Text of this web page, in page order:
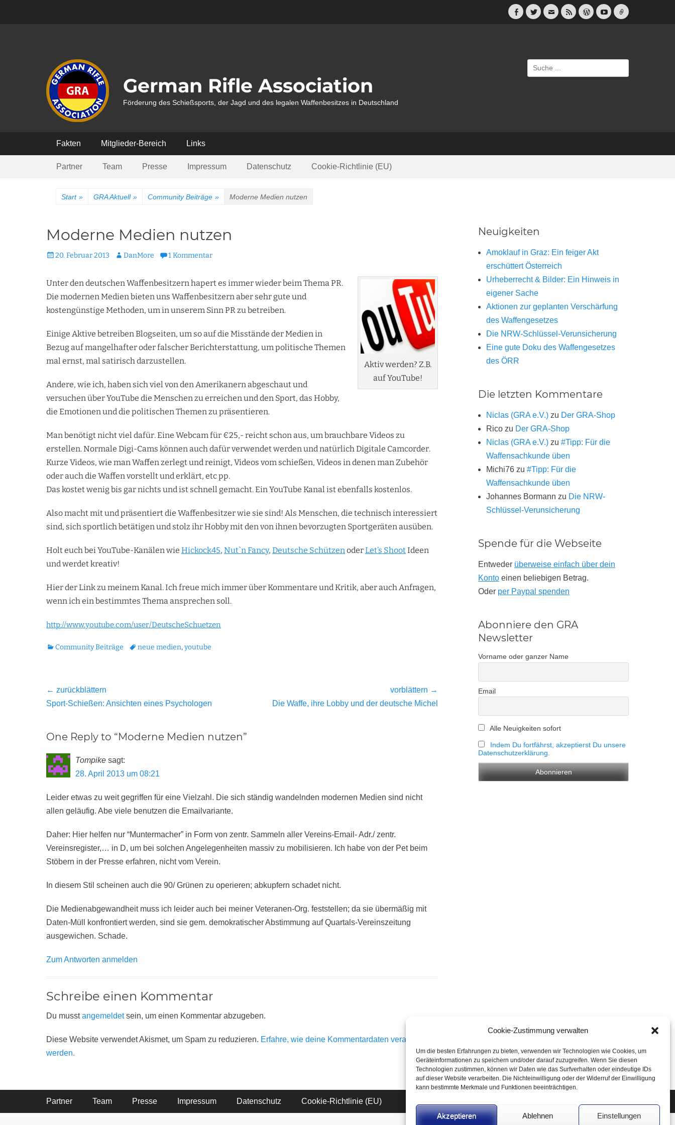
Cookie-Zustimmung verwalten
Um die besten Erfahrungen zu bieten, verwenden wir Technologien wie Cookies, um
Geräteinformationen zu speichern und/oder darauf zuzugreifen. Wenn Sie diesen
Technologien zustimmen, können wir Daten wie das Surfverhalten oder eindeutige IDs
auf dieser Website verarbeiten. Die Nichteinwilligung oder der Widerruf der Einwilligung
kann bestimmte Merkmale und Funktionen beeinträchtigen.
Akzeptieren Ablehnen Einstellungen
Facebook
Twitter
E-
Feed WordPress
YouTube
Link
German Rifle Association
Förderung des Schießsports, der Jagd und des legalen Waffenbesitzes in Deutschland
Suche
nach:
Hauptmenü
Fakten Mitglieder-Bereich Links
Submenü
Partner Team Presse Impressum Datenschutz Cookie-Richtlinie (EU)
Start » GRA Aktuell » Community Beiträge » Moderne Medien nutzen
Moderne Medien nutzen
Veröffentlicht
20. Februar 2013 Autor
DanMore 1 Kommentar
Aktiv werden? Z.B.
auf YouTube!
Unter den deutschen Waffenbesitzern hapert es immer wieder beim Thema PR.
Die modernen Medien bieten uns Waffenbesitzern aber sehr gute und
kostengünstige Methoden, um in unserem Sinn PR zu betreiben.
Einige Aktive betreiben Blogseiten, um so auf die Misstände der Medien in
Bezug auf mangelhafter oder falscher Berichterstattung, um politische Themen
mal ernst, mal satirisch darzustellen.
Andere, wie ich, haben sich viel von den Amerikanern abgeschaut und
versuchen über YouTube die Menschen zu erreichen und den Sport, das Hobby,
die Emotionen und die politischen Themen zu präsentieren.
Man benötigt nicht viel dafür. Eine Webcam für €25,- reicht schon aus, um brauchbare Videos zu
erstellen. Normale Digi-Cams können auch dafür verwendet werden und natürlich Digitale Camcorder.
Kurze Videos, wie man Waffen zerlegt und reinigt, Videos vom schießen, Videos in denen man Zubehör
oder auch die Waffen vorstellt und erklärt, etc pp.
Das kostet wenig bis gar nichts und ist schnell gemacht. Ein YouTube Kanal ist ebenfalls kostenlos.
Also macht mit und präsentiert die Waffenbesitzer wie sie sind! Als Menschen, die technisch interessiert
sind, sich sportlich betätigen und stolz ihr Hobby mit den von ihnen bevorzugten Sportgeräten ausüben.
Holt euch bei YouTube-Kanälen wie Hickock45, Nut`n Fancy, Deutsche SchützenoderLet’s ShootIdeen
und werdet kreativ!
Hier der Link zu meinem Kanal. Ich freue mich immer über Kommentare und Kritik, aber auch Anfragen,
wenn ich ein bestimmtes Thema ansprechen soll.
http://www.youtube.com/user/DeutscheSchuetzen
Kategorien
Community Beiträge Tagsneue medien,youtube
Beitragsnavigation
← zurückblättern
Vorheriger
Sport-Schießen: Ansichten eines Psychologen
vorblättern →
NächsterDie Waffe, ihre Lobby und der deutsche Michel
One Reply to “Moderne Medien nutzen”
Tompike sagt:
28. April 2013 um 08:21
Leider etwas zu weit gegriffen für eine Vielzahl. Die sich ständig wandelnden modernen Medien sind nicht
allen geläufig. Abe viele benutzen die Emailvariante.
Daher: Hier helfen nur “Muntermacher” in Form von zentr. Sammeln aller Vereins-Email- Adr./ zentr.
Vereinsregister,… in D, um bei solchen Angelegenheiten massiv zu mobilisieren. Ich habe von der Pet beim
Stöbern in der Presse erfahren, nicht vom Verein.
In diesem Stil scheinen auch die 90/ Grünen zu operieren; abkupfern schadet nicht.
Die Medienabgewandheit muss ich leider auch bei meiner Veteranen-Org. feststellen; da sie übermäßig mit
Daten-Müll konfrontiert werden, sind sie gem. demokratischer Abstimmung auf Quartals-Vereinszeitung
ausgewichen. Schade.
Zum Antworten anmelden
Schreibe einen Kommentar
Du musstangemeldetsein, um einen Kommentar abzugeben.
Diese Website verwendet Akismet, um Spam zu reduzieren. Erfahre, wie deine Kommentardaten verarbeitet
werden.
Neuigkeiten
Amoklauf in Graz: Ein feiger Akt
erschüttert Österreich
Urheberrecht & Bilder: Ein Hinweis in
eigener Sache
Aktionen zur geplanten Verschärfung
des Waffengesetzes
Die NRW-Schlüssel-Verunsicherung
Eine gute Doku des Waffengesetzes
des ÖRR
Die letzten Kommentare
Niclas (GRA e.V.) zu Der GRA-Shop
Rico zu Der GRA-Shop
Niclas (GRA e.V.) zu #Tipp: Für die
Waffensachkunde üben
Michi76 zu #Tipp: Für die
Waffensachkunde üben
Johannes Bormann zu Die NRW-
Schlüssel-Verunsicherung
Spende für die Webseite
Entweder überweise einfach über dein
Konto einen beliebigen Betrag.
Oder per Paypal spenden
Abonniere den GRA
Newsletter
Vorname oder ganzer Name
Email
Alle Neuigkeiten sofort
Indem Du fortfährst, akzeptierst Du unsere
Datenschutzerklärung.
Footer-Menü
Partner Team Presse Impressum Datenschutz Cookie-Richtlinie (EU)